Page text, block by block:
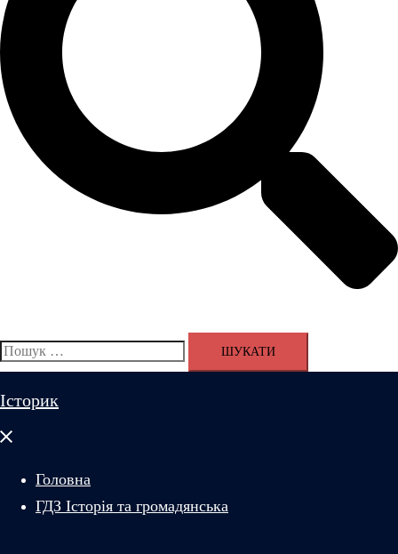
Пошук:
Історик
Закрити
Головна
ГДЗ Історія та громадянська